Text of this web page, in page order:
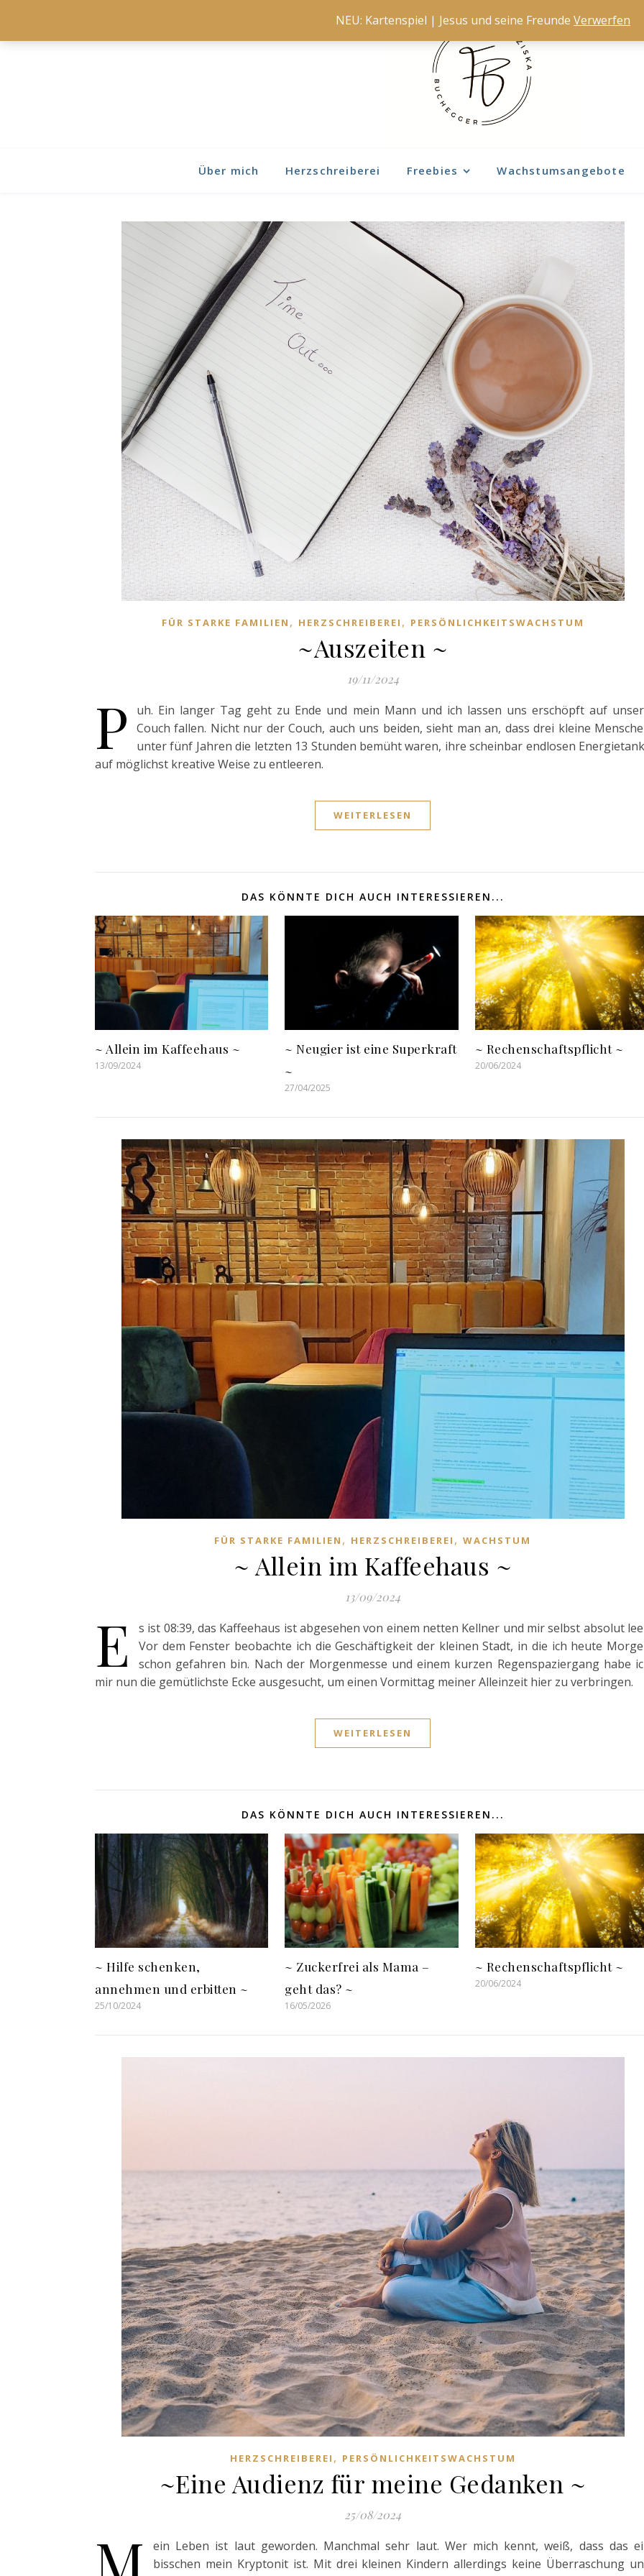
Über mich Herzschreiberei Freebies Wachstumsangebote
FÜR STARKE FAMILIEN , HERZSCHREIBEREI , PERSÖNLICHKEITSWACHSTUM
~Auszeiten ~
19/11/2024
P
uh. Ein langer Tag geht zu Ende und mein Mann und ich lassen uns erschöpft auf
Couch fallen. Nicht nur der Couch, auch uns beiden, sieht man an, dass drei kleine
unter fünf Jahren die letzten 13 Stunden bemüht waren, ihre scheinbar endlosen
auf möglichst kreative Weise zu entleeren.
WEITERLESEN
DAS KÖNNTE DICH AUCH INTERESSIEREN...
~ Allein im Kaffeehaus ~
13/09/2024
~ Neugier ist eine Superkraft
~
27/04/2025
~ Rechenschaftspflicht ~
20/06/2024
FÜR STARKE FAMILIEN , HERZSCHREIBEREI , WACHSTUM
~ Allein im Kaffeehaus ~
13/09/2024
E
s ist 08:39, das Kaffeehaus ist abgesehen von einem netten Kellner und mir selbst absolut
Vor dem Fenster beobachte ich die Geschäftigkeit der kleinen Stadt, in die ich heute
schon gefahren bin. Nach der Morgenmesse und einem kurzen Regenspaziergang habe
mir nun die gemütlichste Ecke ausgesucht, um einen Vormittag meiner Alleinzeit hier zu verbringen.
WEITERLESEN
DAS KÖNNTE DICH AUCH INTERESSIEREN...
~ Hilfe schenken,
annehmen und erbitten ~
25/10/2024
~ Zuckerfrei als Mama –
geht das? ~
16/05/2026
~ Rechenschaftspflicht ~
20/06/2024
HERZSCHREIBEREI , PERSÖNLICHKEITSWACHSTUM
~Eine Audienz für meine Gedanken ~
25/08/2024
ein Leben ist laut geworden. Manchmal sehr laut. Wer mich kennt, weiß, dass das
bisschen mein Kryptonit ist. Mit drei kleinen Kindern allerdings keine Überraschung
NEU: Kartenspiel | Jesus und seine Freunde Verwerfen